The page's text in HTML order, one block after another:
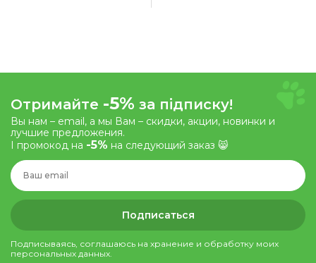
Отримайте -5% за підписку!
Вы нам – email, а мы Вам – скидки, акции, новинки и
лучшие предложения.
І промокод на -5% на следующий заказ 😸
Подписаться
Подписываясь, соглашаюсь на хранение и обработку моих
персональных данных.